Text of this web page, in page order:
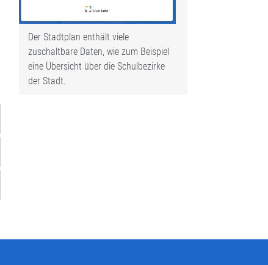
Der Stadtplan enthält viele
zuschaltbare Daten, wie zum Beispiel
eine Übersicht über die Schulbezirke
der Stadt.